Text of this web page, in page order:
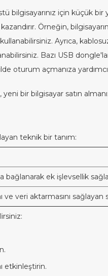
bilgisayarınız için küçük
kazandırır. Örneğin,
Ayrıca,
Bazı USB
oturum açmanıza
yeni bir bilgisayar satın
teknik bir tanım:
bağlanarak ek işlevsellik
ve veri aktarmasını
etkinleştirin.